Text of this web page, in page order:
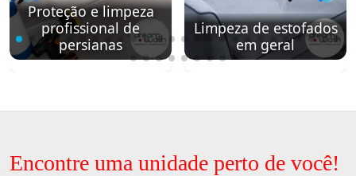
Proteção e limpeza
profissional de
persianas
Limpeza de estofados
em geral
Encontre uma unidade perto de você!